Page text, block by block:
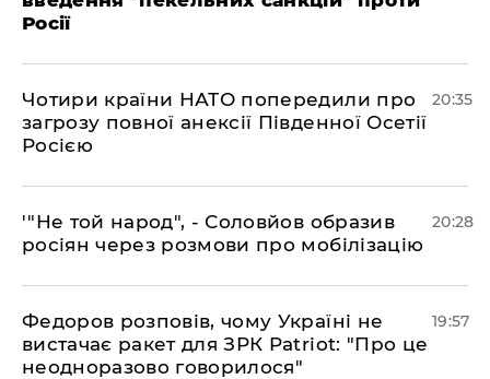
Росії
​Чотири країни НАТО попередили про
загрозу повної анексії Південної Осетії
Росією
20:35
​'"Не той народ", - Соловйов образив
росіян через розмови про мобілізацію
20:28
​Федоров розповів, чому Україні не
вистачає ракет для ЗРК Patriot: "Про це
неодноразово говорилося"
19:57